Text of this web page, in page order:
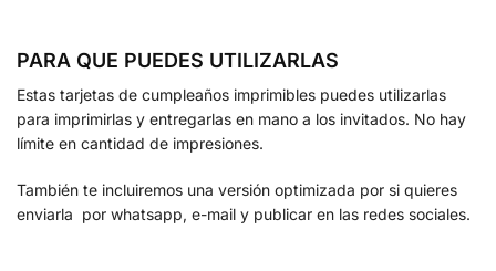
PARA QUE PUEDES UTILIZARLAS
Estas tarjetas de cumpleaños imprimibles puedes utilizarlas
para imprimirlas y entregarlas en mano a los invitados. No hay
límite en cantidad de impresiones.
También te incluiremos una versión optimizada por si quieres
enviarla por whatsapp, e-mail y publicar en las redes sociales.